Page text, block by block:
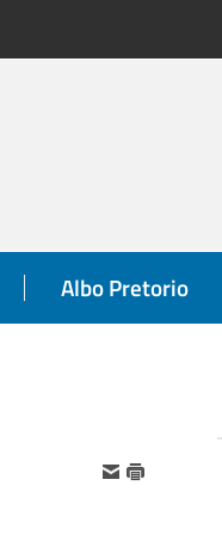
Albo Pretorio